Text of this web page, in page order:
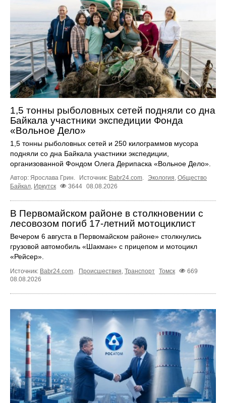
1,5 тонны рыболовных сетей подняли со дна
Байкала участники экспедиции Фонда
«Вольное Дело»
1,5 тонны рыболовных сетей и 250 килограммов мусора
подняли со дна Байкала участники экспедиции,
организованной Фондом Олега Дерипаска «Вольное Дело».
Автор: Ярослава Грин. Источник: Babr24.com. Экология, Общество
Байкал, Иркутск 3644 08.08.2026
В Первомайском районе в столкновении с
лесовозом погиб 17-летний мотоциклист
Вечером 6 августа в Первомайском районе» столкнулись
грузовой автомобиль «Шакман» с прицепом и мотоцикл
«Рейсер».
Источник: Babr24.com. Происшествия, Транспорт Томск
669
08.08.2026